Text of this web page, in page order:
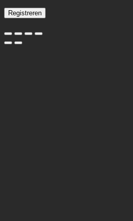
Registreren